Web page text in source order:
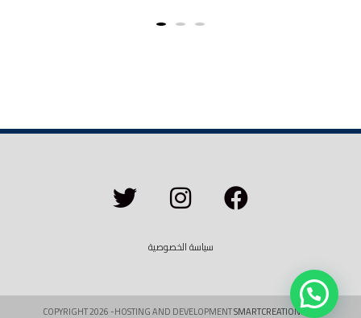
سياسة الخصوصية
COPYRIGHT 2026 -HOSTING AND DEVELOPMENTSMARTCREATION.NET